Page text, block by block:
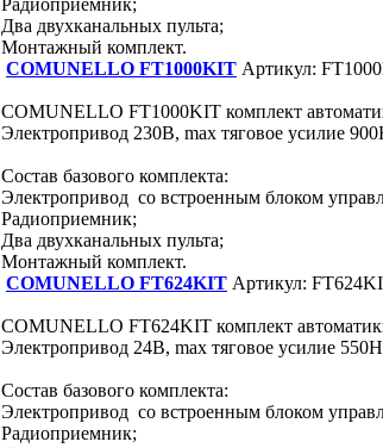
Два двухканальных пульта;
Монтажный комплект.
COMUNELLO FT1000KIT Артикул:
COMUNELLO FT1000KIT комплект
Электропривод 230В, max тяговое усилие
Состав базового комплекта:
Электропривод со встроенным блоком
Радиоприемник;
Два двухканальных пульта;
Монтажный комплект.
COMUNELLO FT624KIT Артикул:
COMUNELLO FT624KIT комплект
Электропривод 24В, max тяговое усилие
Состав базового комплекта:
Электропривод со встроенным блоком
Радиоприемник;